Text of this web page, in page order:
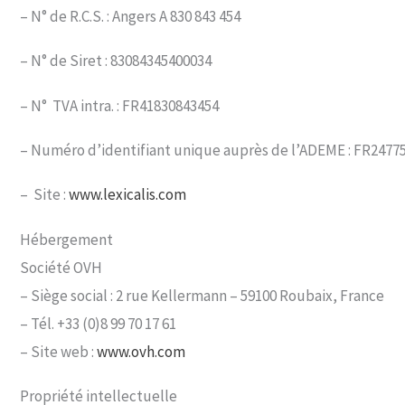
– N° de R.C.S. : Angers A 830 843 454
– N° de Siret : 83084345400034
– N° TVA intra. : FR41830843454
– Numéro d’identifiant unique auprès de l’ADEME :
– Site :www.lexicalis.com
Hébergement
Société OVH
– Siège social : 2 rue Kellermann – 59100 Roubaix, France
– Tél. +33 (0)8 99 70 17 61
– Site web :www.ovh.com
Propriété intellectuelle